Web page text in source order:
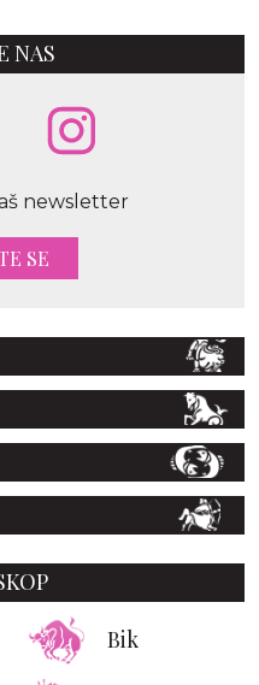
NAS
newsletter
SE
Bik